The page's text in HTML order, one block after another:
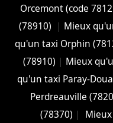
Orcemont (code
(78910)
| Mieux
qu'un taxi Orphin
(78910) | Mieux
qu'un taxi Paray-
Perdreauville
(78370) |